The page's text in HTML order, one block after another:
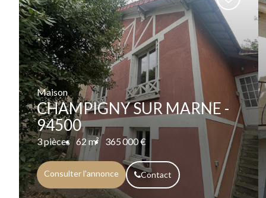
Maison
CHAMPIGNY SUR MARNE -
94500
3 pièces 62 m² 365 000 €
Consulter l'annonce Contact